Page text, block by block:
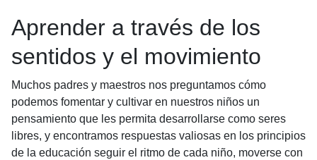
Aprender a través de los
sentidos y el movimiento
Muchos padres y maestros nos preguntamos cómo
podemos fomentar y cultivar en nuestros niños un
pensamiento que les permita desarrollarse como seres
libres, y encontramos respuestas valiosas en los principios
de la educación seguir el ritmo de cada niño, moverse con